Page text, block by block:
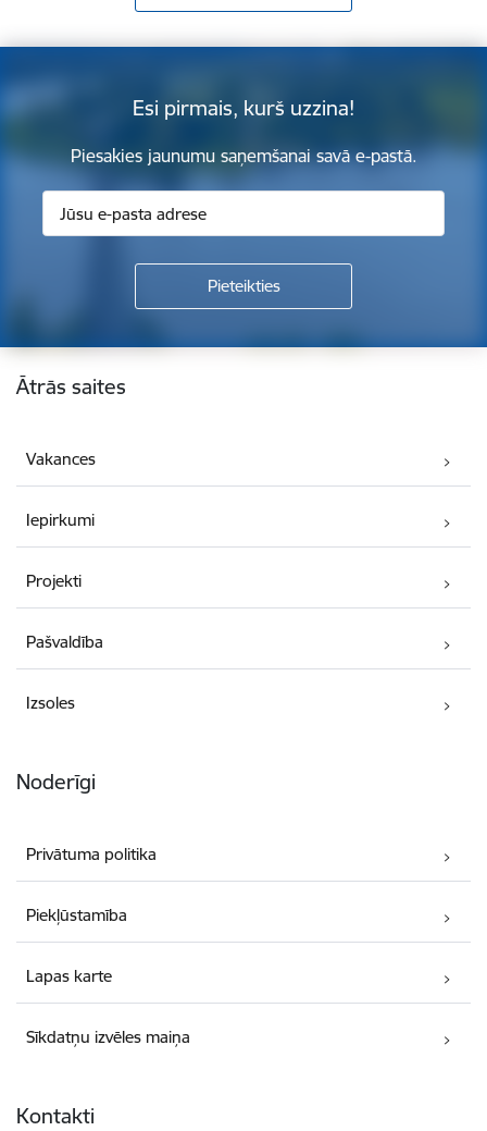
Esi pirmais, kurš uzzina!
Piesakies jaunumu saņemšanai savā e-pastā.
Kājene
Ātrās saites
Vakances
Iepirkumi
Projekti
Pašvaldība
Izsoles
Noderīgi
Privātuma politika
Piekļūstamība
Lapas karte
Sīkdatņu izvēles maiņa
Kontakti